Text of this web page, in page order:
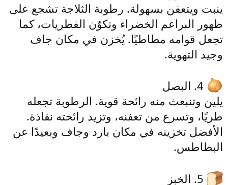
ينبت ويتعفن بسهولة. رطوبة الثلاجة تشجع على
ظهور البراعم الخضراء وتكوّن الفطريات، كما
تجعل قوامه مطاطيًا. يُخزن في مكان جاف
وجيد التهوية.
4. البصل
يلين وتنبعث منه رائحة قوية. الرطوبة تجعله
طريًا، وتسرع من تعفنه، وتزيد رائحته نفاذة.
الأفضل تخزينه في مكان بارد وجاف وبعيدًا عن
البطاطس.